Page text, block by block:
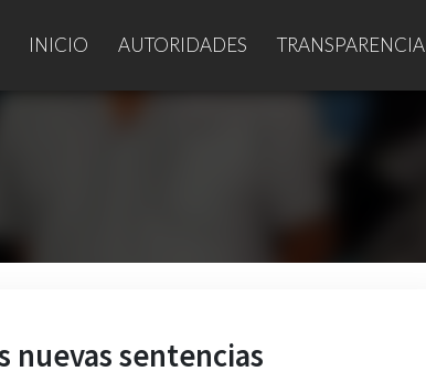
INICIO AUTORIDADES TRANSPARENCIA
sentencias